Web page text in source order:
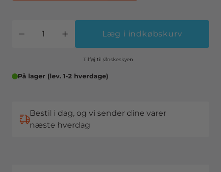
Læg i indkøbskurv
Tilføj til Ønskeskyen
På lager (lev. 1-2 hverdage)
Bestil i dag, og vi sender dine varer
næste hverdag